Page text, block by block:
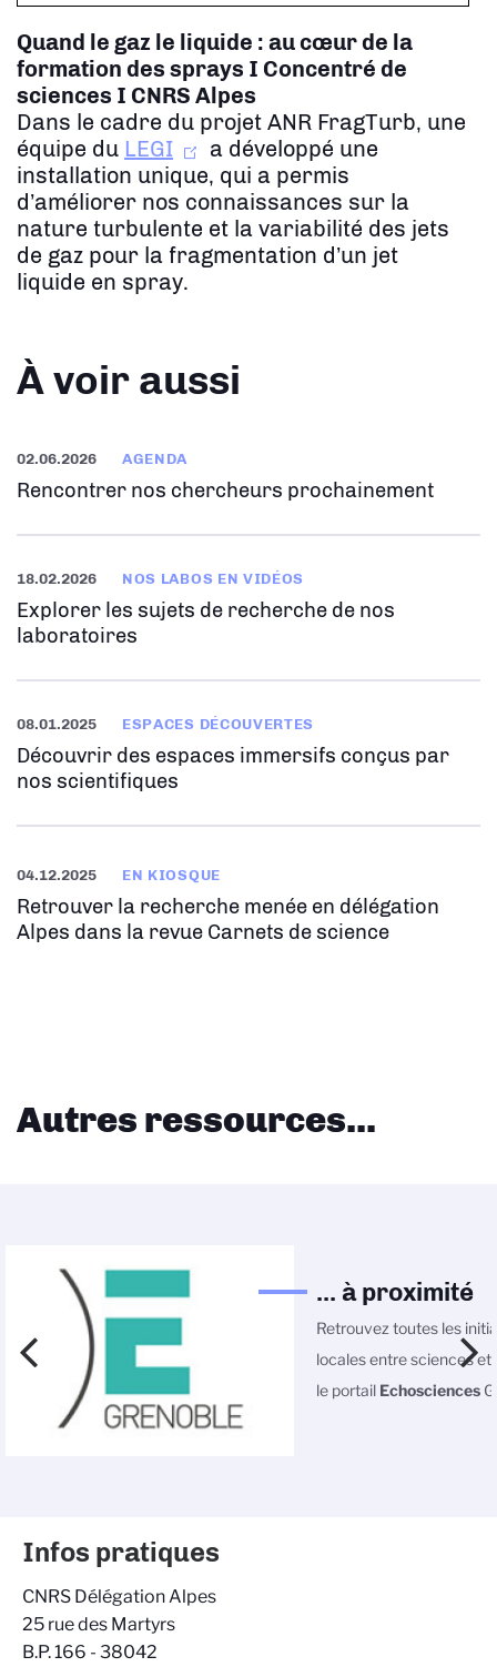
Quand le gaz le liquide : au cœur de la
formation des sprays I Concentré de
sciences I CNRS Alpes
Dans le cadre du projet ANR FragTurb, une
équipe du LEGI
a développé une
installation unique, qui a permis
d’améliorer nos connaissances sur la
nature turbulente et la variabilité des jets
de gaz pour la fragmentation d’un jet
liquide en spray.
À voir aussi
02.06.2026 AGENDA
Rencontrer nos chercheurs prochainement
18.02.2026 NOS LABOS EN VIDÉOS
Explorer les sujets de recherche de nos
laboratoires
08.01.2025 ESPACES DÉCOUVERTES
Découvrir des espaces immersifs conçus par
nos scientifiques
04.12.2025 EN KIOSQUE
Retrouver la recherche menée en délégation
Alpes dans la revue Carnets de science
Autres ressources...
... à proximité
Retrouvez toutes les
locales entre sciences et
le portail Echosciences
Infos pratiques
CNRS Délégation Alpes
25 rue des Martyrs
B.P. 166 - 38042